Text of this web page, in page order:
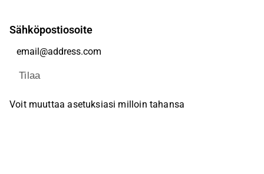
Sähköpostiosoite
Tilaa
Voit muuttaa asetuksiasi milloin tahansa